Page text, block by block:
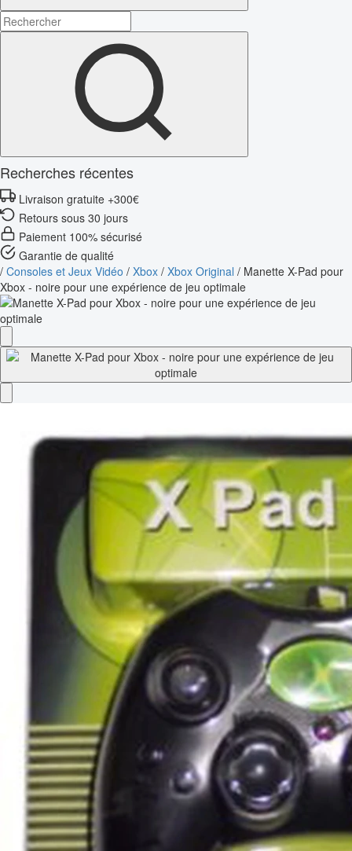
Recherches récentes
Livraison gratuite +300€
Retours sous 30 jours
Paiement 100% sécurisé
Garantie de qualité
/ Consoles et Jeux Vidéo / Xbox / Xbox Original / Manette X-Pad pour
Xbox - noire pour une expérience de jeu optimale